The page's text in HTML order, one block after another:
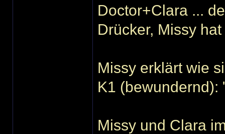
Doctor+Clara ...
Drücker, Missy
Missy erklärt wie
K1 (bewundernd):
Missy und Clara